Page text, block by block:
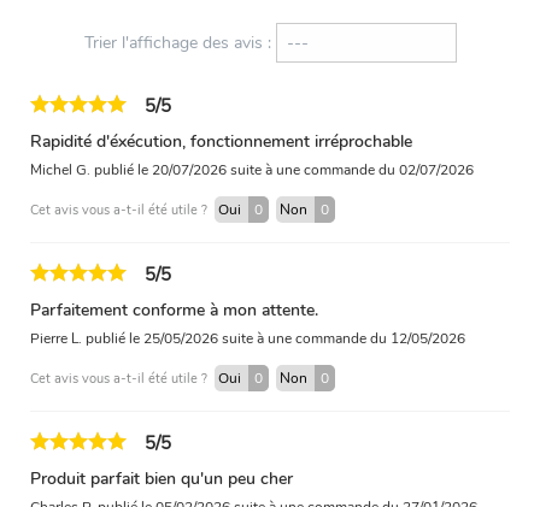
Trier l'affichage des avis :
5/5
Rapidité d'éxécution, fonctionnement irréprochable
Michel G. publié le 20/07/2026suite à une commande du 02/07/2026
Cet avis vous a-t-il été utile ? Oui 0 Non 0
5/5
Parfaitement conforme à mon attente.
Pierre L. publié le 25/05/2026suite à une commande du 12/05/2026
Cet avis vous a-t-il été utile ? Oui 0 Non 0
5/5
Produit parfait bien qu'un peu cher